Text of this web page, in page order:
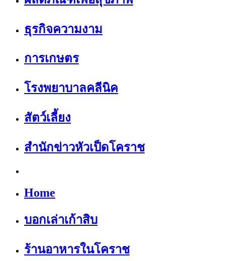
ธุรกิจความงาม
การเกษตร
โรงพยาบาลคลีนิค
สัตว์เลี้ยง
สำนักข่าวหัวเป็ดโคราช
Home
บอกเล่าเก้าสิบ
ร้านอาหารในโคราช